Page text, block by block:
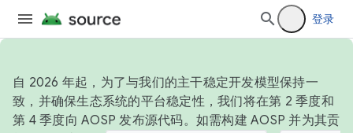
登录
自 2026 年起，为了与我们的主干稳定开发模型保持一
致，并确保生态系统的平台稳定性，我们将在第 2 季度和
第 4 季度向 AOSP 发布源代码。如需构建 AOSP 并为其贡